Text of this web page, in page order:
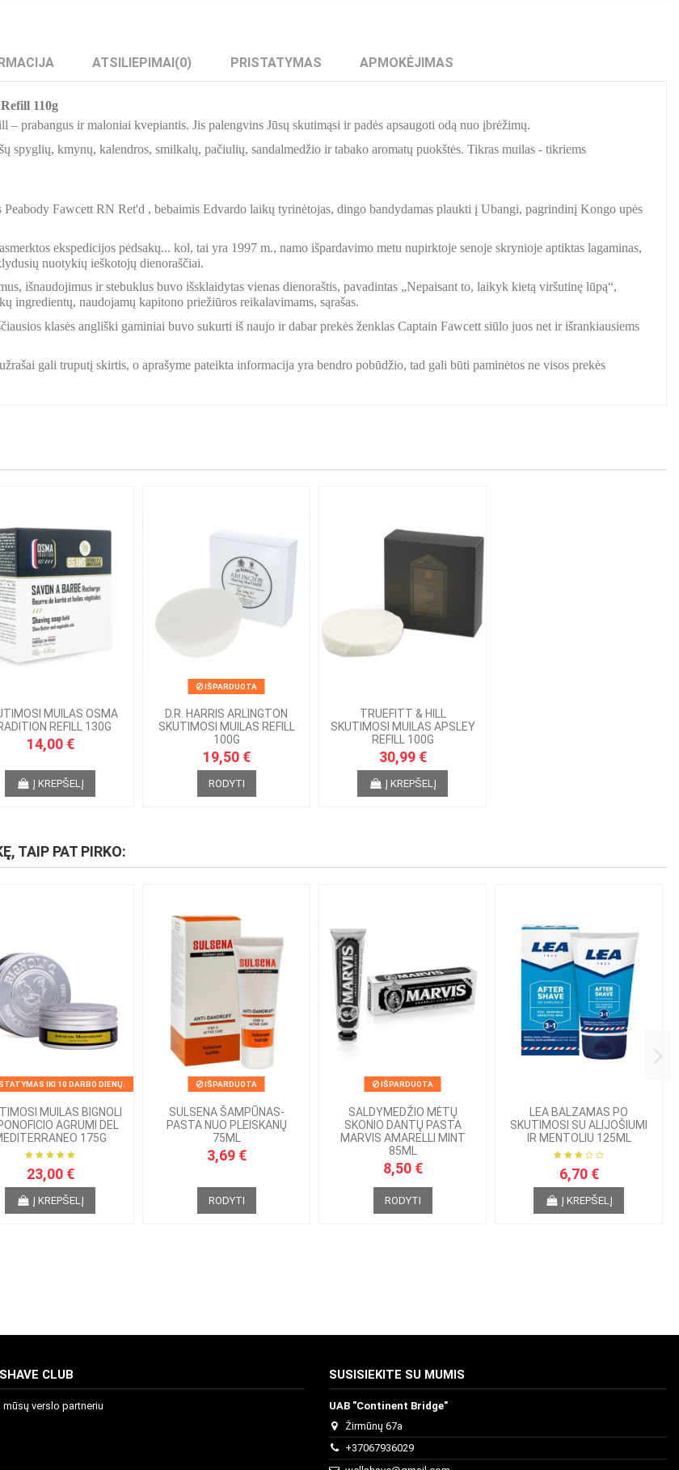
ATSILIEPIMAI (0) PRISTATYMAS APMOKĖJIMAS
110g
– prabangus ir maloniai kvepiantis. Jis palengvins Jūsų skutimąsi ir padės apsaugoti odą nuo įbrėžimų.
spyglių, kmynų, kalendros, smilkalų, pačiulių, sandalmedžio ir tabako aromatų puokštės. Tikras muilas - tikriems
Fawcett RN Ret'd , bebaimis Edvardo laikų tyrinėtojas, dingo bandydamas plaukti į Ubangi, pagrindinį Kongo upės
ekspedicijos pėdsakų... kol, tai yra 1997 m., namo išpardavimo metu nupirktoje senoje skrynioje aptiktas lagaminas,
nuotykių ieškotojų dienoraščiai.
išnaudojimus ir stebuklus buvo išsklaidytas vienas dienoraštis, pavadintas „Nepaisant to, laikyk kietą viršutinę lūpą“,
ingredientų, naudojamų kapitono priežiūros reikalavimams, sąrašas.
klasės angliški gaminiai buvo sukurti iš naujo ir dabar prekės ženklas Captain Fawcett siūlo juos net ir išrankiausiems
gali truputį skirtis, o aprašyme pateikta informacija yra bendro pobūdžio, tad gali būti paminėtos ne visos prekės
MUILAS OSMA
REFILL 130G
14,00 €
Į KREPŠELĮ
IŠPARDUOTA
D.R. HARRIS ARLINGTON
SKUTIMOSI MUILAS REFILL
100G
19,50 €
RODYTI
TRUEFITT & HILL
SKUTIMOSI MUILAS APSLEY
REFILL 100G
30,99 €
Į KREPŠELĮ
TAIP PAT PIRKO:
IKI 10 DARBO DIENŲ.
MUILAS BIGNOLI
AGRUMI DEL
175G
23,00 €
Į KREPŠELĮ
IŠPARDUOTA
SULSENA ŠAMPŪNAS-
PASTA NUO PLEISKANŲ
75ML
3,69 €
RODYTI
IŠPARDUOTA
SALDYMEDŽIO MĖTŲ
SKONIO DANTŲ PASTA
MARVIS AMARELLI MINT
85ML
8,50 €
RODYTI
LEA BALZAMAS PO
SKUTIMOSI SU ALIJOŠIUMI
IR MENTOLIU 125ML
6,70 €
Į KREPŠELĮ
CLUB
mūsų verslo partneriu
SUSISIEKITE SU MUMIS
UAB "Continent Bridge"
Žirmūnų 67a
+37067936029